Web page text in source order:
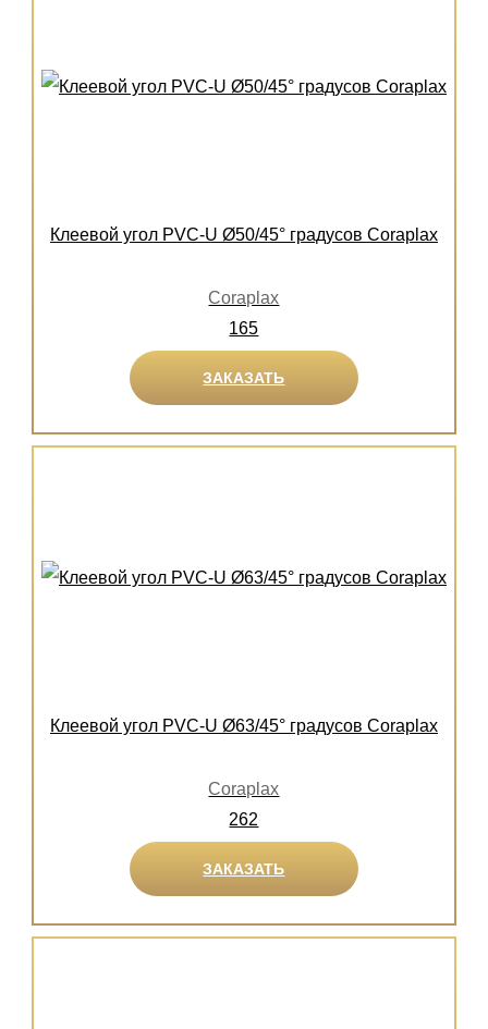
Клеевой угол PVC-U Ø50/45° градусов Coraplax
Coraplax
165
ЗАКАЗАТЬ
Клеевой угол PVC-U Ø63/45° градусов Coraplax
Coraplax
262
ЗАКАЗАТЬ